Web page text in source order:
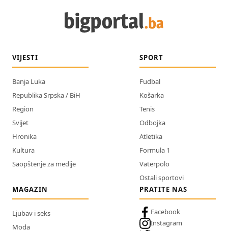
VIJESTI
Banja Luka
Republika Srpska / BiH
Region
Svijet
Hronika
Kultura
Saopštenje za medije
SPORT
Fudbal
Košarka
Tenis
Odbojka
Atletika
Formula 1
Vaterpolo
Ostali sportovi
MAGAZIN
Ljubav i seks
Moda
PRATITE NAS
Facebook
Instagram